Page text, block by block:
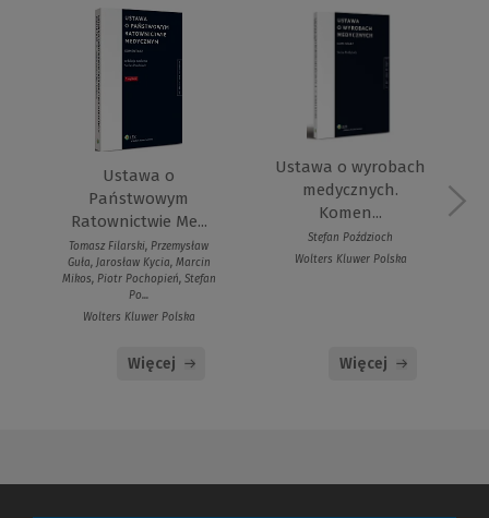
Ustawa o
Państwowym
Ratownictwie Me...
Tomasz Filarski, Przemysław
Guła, Jarosław Kycia, Marcin
Mikos, Piotr Pochopień, Stefan
Po...
Wolters Kluwer Polska
Więcej
Ustawa o wyrobach
medycznych.
Komen...
Stefan Poździoch
Wolters Kluwer Polska
Więcej